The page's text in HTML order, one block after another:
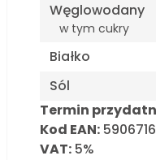
Węglowodany
w tym cukry
Białko
Sól
Termin
Kod EAN:
VAT: 5%